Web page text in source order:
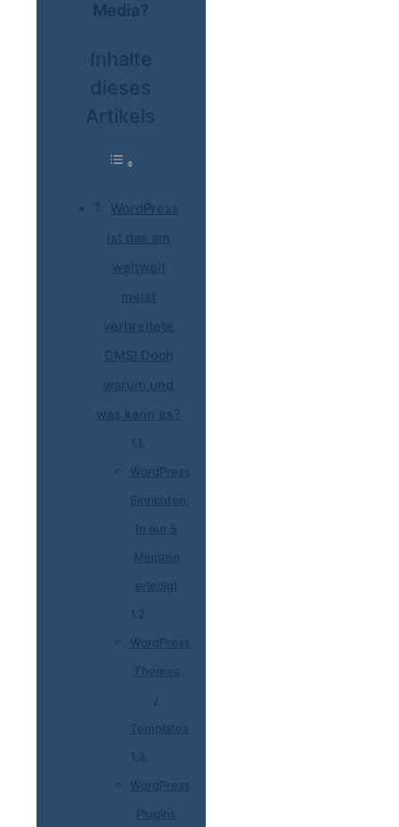
Media?
Inhalte
dieses
Artikels
WordPress
ist das am
weltweit
meist
verbreitete
CMS! Doch
warum und
was kann es?
WordPress
Einrichten:
In nur 5
Minuten
erledigt
WordPress
Themes
/
Templates
WordPress
Plugins